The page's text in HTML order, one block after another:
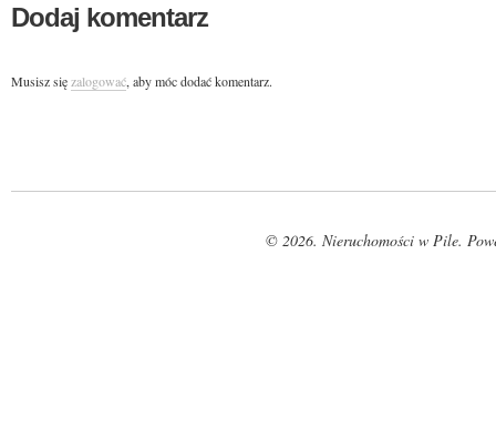
Dodaj komentarz
Musisz sięzalogować, aby móc dodać komentarz.
© 2026. Nieruchomości w Pile.